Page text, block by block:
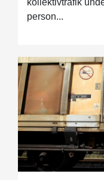
kollektivtrafik
person...